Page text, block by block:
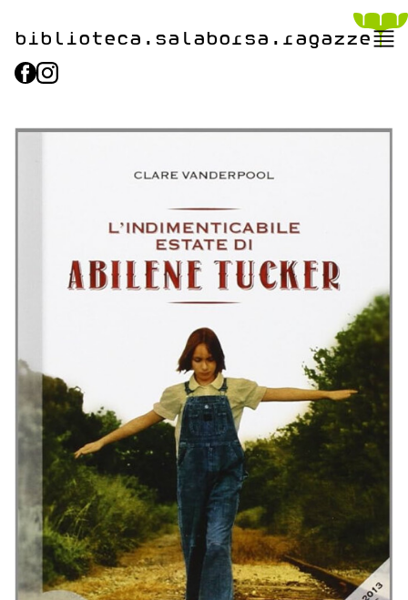
biblioteca.​salaborsa.ragazze